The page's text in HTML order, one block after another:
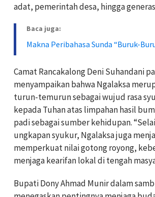
adat, pemerintah desa, hingga
Baca juga:
Makna Peribahasa Sunda “Buruk-
Camat Rancakalong Deni Suhandani
menyampaikan bahwa Ngalaksa
turun-temurun sebagai wujud rasa
kepada Tuhan atas limpahan hasil
padi sebagai sumber kehidupan.
ungkapan syukur, Ngalaksa juga
memperkuat nilai gotong royong,
menjaga kearifan lokal di tengah
Bupati Dony Ahmad Munir dalam